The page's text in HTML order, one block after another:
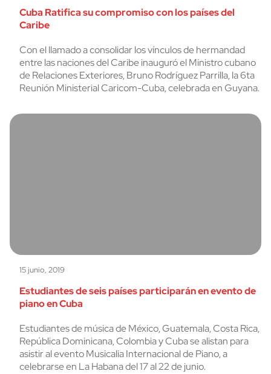
Cuba Ratifica su compromiso con los países del
Caribe
Con el llamado a consolidar los vínculos de hermandad
entre las naciones del Caribe inauguró el Ministro cubano
de Relaciones Exteriores, Bruno Rodríguez Parrilla, la 6ta
Reunión Ministerial Caricom-Cuba, celebrada en Guyana.
15 junio, 2019
Estudiantes de seis países participarán en evento de
piano en Cuba
Estudiantes de música de México, Guatemala, Costa Rica,
República Dominicana, Colombia y Cuba se alistan para
asistir al evento Musicalia Internacional de Piano, a
celebrarse en La Habana del 17 al 22 de junio.